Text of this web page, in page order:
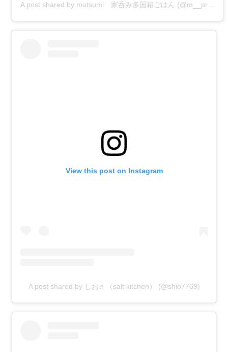
A post shared by mutsumi 家呑み多国籍ごはん (@m__prost)
View this post on Instagram
A post shared by しお♬（salt kitchen） (@shio7769)